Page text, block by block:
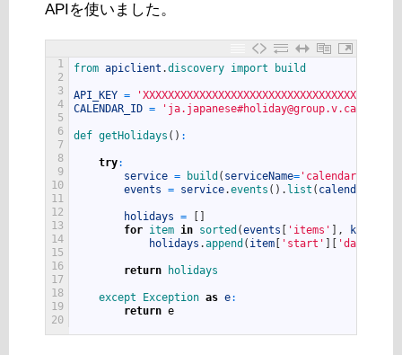
APIを使いました。
1
2
3
4
5
6
7
8
9
10
11
12
13
14
15
16
17
18
19
20
from apiclient .discovery import build
API_KEY =
'XXXXXXXXXXXXXXXXXXXXXXXXXXXXXXXXXXXXX'
CALENDAR_ID =
def getHolidays ( ) :
try:
service = build ( serviceName= 'calendar'
events = service.events ( ) . list ( calendarId
holidays =
for item in sorted (events 'items' , key
holidays .append ( item 'start' 'date'
return holidays
except Exception as e:
return e